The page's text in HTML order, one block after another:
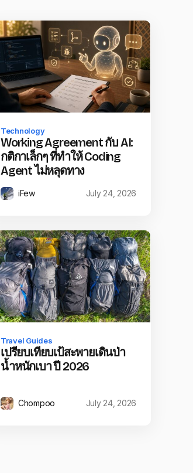
Technology
Working Agreement กับ AI:
กติกาเล็กๆ ที่ทำให้ Coding
Agent ไม่หลุดทาง
iFew July 24, 2026
Travel Guides
เปรียบเทียบเป้สะพายเดินป่า
น้ำหนักเบา ปี 2026
Chompoo July 24, 2026